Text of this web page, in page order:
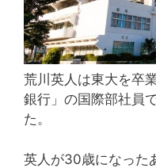
荒川英人は東大を卒
銀行」の国際部社員
た。
英人が30歳になっ